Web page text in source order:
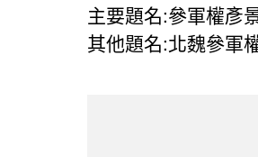
主要題名:參軍權彥
其他題名:北魏參軍